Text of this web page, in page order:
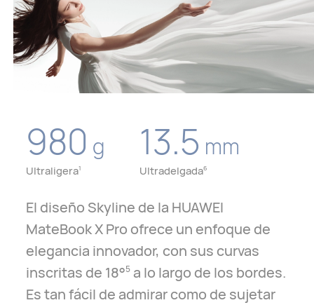
980 g
Ultraligera1
13.5 mm
Ultradelgada6
El diseño Skyline de la HUAWEI
MateBook X Pro ofrece un enfoque de
elegancia innovador, con sus curvas
inscritas de 18°5 a lo largo de los bordes.
Es tan fácil de admirar como de sujetar